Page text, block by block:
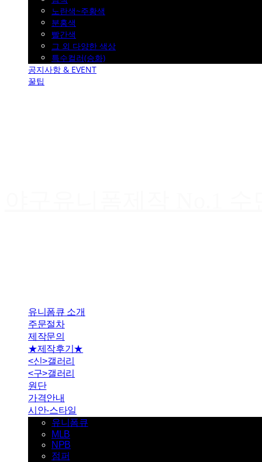
노란색~주황색
분홍색
빨간색
그 외 다양한 색상
특수컬러(승화)
공지사항 & EVENT
꿀팁
유니폼큐 소개
주문절차
제작문의
★제작후기★
<신>갤러리
<구>갤러리
원단
가격안내
시안-스타일
유니폼큐
MLB
NPB
점퍼